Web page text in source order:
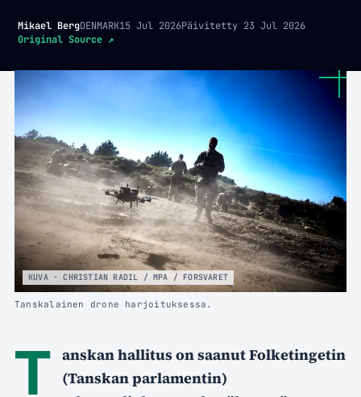
Mikael BergDENMARK15 Jul 2026Päivitetty 23 Jul 2026
Original Source ↗
KUVA · CHRISTIAN RADIL / MPA / FORSVARET
Tanskalainen drone harjoituksessa.
T anskan hallitus on saanut Folketingetin
(Tanskan parlamentin)